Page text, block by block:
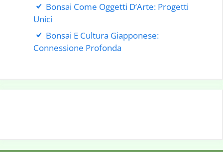
Bonsai Come Oggetti D’Arte: Progetti
Unici
Bonsai E Cultura Giapponese:
Connessione Profonda